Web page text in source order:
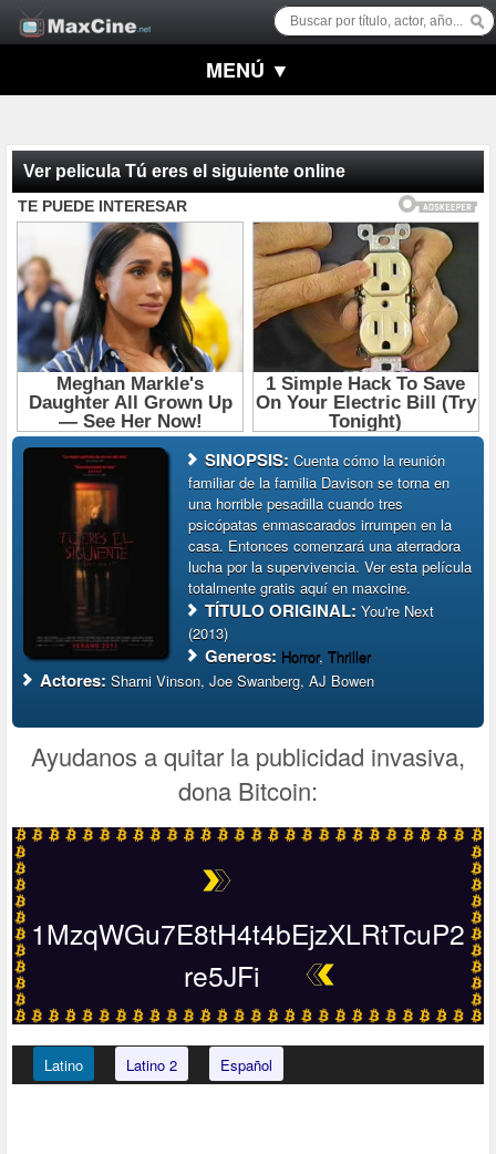
MENÚ ▼
Ver pelicula Tú eres el siguiente online
SINOPSIS:Cuenta cómo la reunión
familiar de la familia Davison se torna en
una horrible pesadilla cuando tres
psicópatas enmascarados irrumpen en la
casa. Entonces comenzará una aterradora
lucha por la supervivencia. Ver esta película
totalmente gratis aquí en maxcine.
TÍTULO ORIGINAL:You're Next
(2013)
Generos: Horror, Thriller
Actores:Sharni Vinson, Joe Swanberg, AJ Bowen
Ayudanos a quitar la publicidad invasiva,
dona Bitcoin:
1MzqWGu7E8tH4t4bEjzXLRtTcuP2
re5JFi
Latino Latino 2 Español